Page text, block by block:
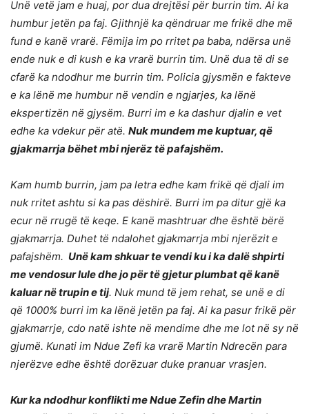
Unë vetë jam e huaj, por dua drejtësi për burrin tim. Ai ka
humbur jetën pa faj. Gjithnjë ka qëndruar me frikë dhe më
fund e kanë vrarë. Fëmija im po rritet pa baba, ndërsa unë
ende nuk e di kush e ka vrarë burrin tim. Unë dua të di se
cfarë ka ndodhur me burrin tim. Policia gjysmën e fakteve
e ka lënë me humbur në vendin e ngjarjes, ka lënë
ekspertizën në gjysëm. Burri im e ka dashur djalin e vet
edhe ka vdekur për atë. Nuk mundem me kuptuar, që
gjakmarrja bëhet mbi njerëz të pafajshëm.
Kam humb burrin, jam pa letra edhe kam frikë që djali im
nuk rritet ashtu si ka pas dëshirë. Burri im pa ditur gjë ka
ecur në rrugë të keqe. E kanë mashtruar dhe është bërë
gjakmarrja. Duhet të ndalohet gjakmarrja mbi njerëzit e
pafajshëm. Unë kam shkuar te vendi ku i ka dalë shpirti
me vendosur lule dhe jo për të gjetur plumbat që kanë
kaluar në trupin e tij. Nuk mund të jem rehat, se unë e di
që 1000% burri im ka lënë jetën pa faj. Ai ka pasur frikë për
gjakmarrje, cdo natë ishte në mendime dhe me lot në sy në
gjumë. Kunati im Ndue Zefi ka vrarë Martin Ndrecën para
njerëzve edhe është dorëzuar duke pranuar vrasjen.
Kur ka ndodhur konflikti me Ndue Zefin dhe Martin